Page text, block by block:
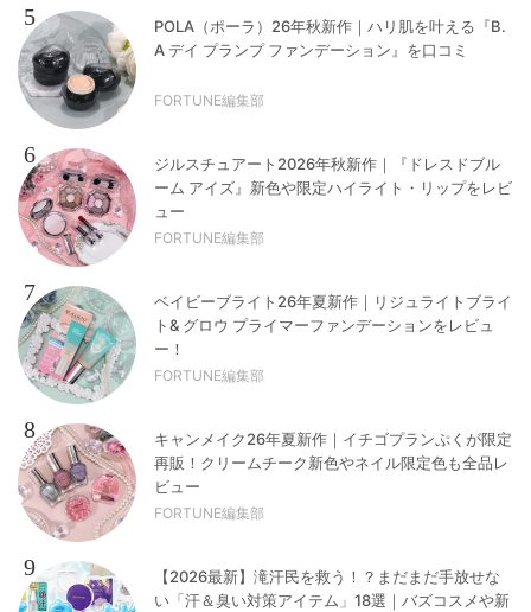
5
POLA（ポーラ）26年秋新作｜ハリ肌を叶える『B.
A デイ プランプ ファンデーション』を口コミ
FORTUNE編集部
6
ジルスチュアート2026年秋新作｜『ドレスドブル
ーム アイズ』新色や限定ハイライト・リップをレビ
ュー
FORTUNE編集部
7
ベイビーブライト26年夏新作｜リジュライトブライ
ト& グロウ プライマーファンデーションをレビュ
ー！
FORTUNE編集部
8
キャンメイク26年夏新作｜イチゴプランぷくが限定
再販！クリームチーク新色やネイル限定色も全品レ
ビュー
FORTUNE編集部
9
【2026最新】滝汗民を救う！？まだまだ手放せな
い「汗＆臭い対策アイテム」18選｜バズコスメや新